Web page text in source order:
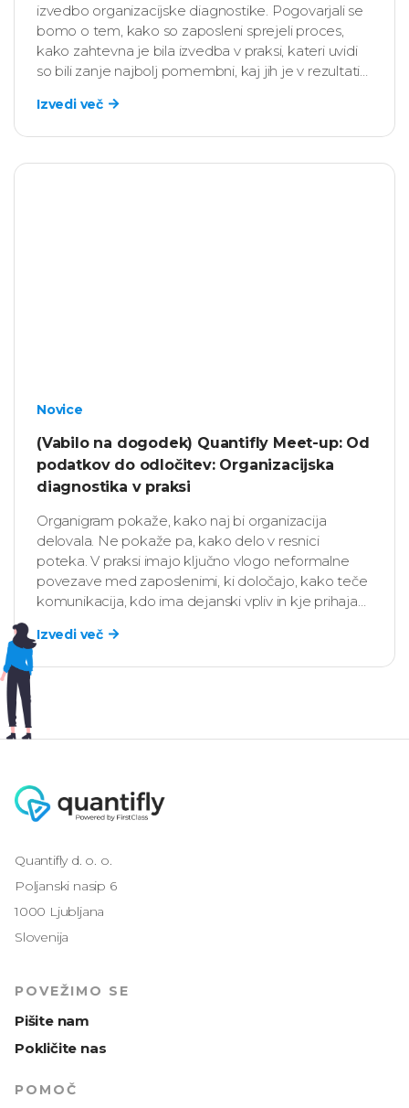
izvedbo organizacijske diagnostike. Pogovarjali se
bomo o tem, kako so zaposleni sprejeli proces,
kako zahtevna je bila izvedba v praksi, kateri uvidi
so bili zanje najbolj pomembni, kaj jih je v rezultatih
začrtali nadaljnje strateške, kadrobske in vodstvene
Izvedi več
Novice
(Vabilo na dogodek) Quantifly Meet-up: Od
podatkov do odločitev: Organizacijska
diagnostika v praksi
Organigram pokaže, kako naj bi organizacija
delovala. Ne pokaže pa, kako delo v resnici
poteka. V praksi imajo ključno vlogo neformalne
povezave med zaposlenimi, ki določajo, kako teče
komunikacija, kdo ima dejanski vpliv in kje prihaja
Izvedi več
Quantifly d. o. o.
Poljanski nasip 6
1000 Ljubljana
Slovenija
POVEŽIMO SE
Pišite nam
Pokličite nas
POMOČ